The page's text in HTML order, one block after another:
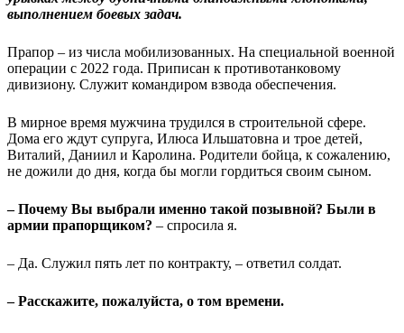
выполнением боевых задач.
Прапор – из числа мобилизованных. На специальной военной
операции с 2022 года. Приписан к противотанковому
дивизиону. Служит командиром взвода обеспечения.
В мирное время мужчина трудился в строительной сфере.
Дома его ждут супруга, Илюса Ильшатовна и трое детей,
Виталий, Даниил и Каролина. Родители бойца, к сожалению,
не дожили до дня, когда бы могли гордиться своим сыном.
– Почему Вы выбрали именно такой позывной? Были в
армии прапорщиком? – спросила я.
– Да. Служил пять лет по контракту, – ответил солдат.
– Расскажите, пожалуйста, о том времени.